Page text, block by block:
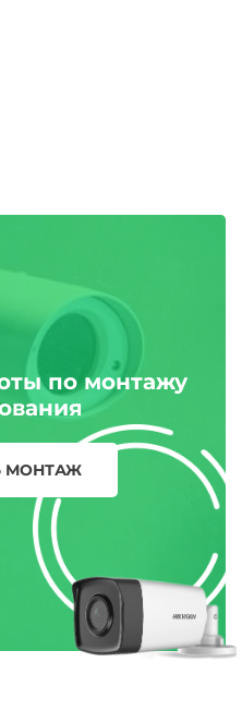
по монтажу
МОНТАЖ